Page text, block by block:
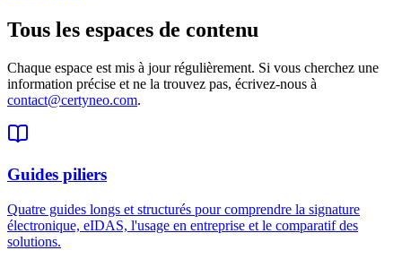
Tous les espaces de contenu
Chaque espace est mis à jour régulièrement. Si vous cherchez une
information précise et ne la trouvez pas, écrivez-nous à
contact@certyneo.com.
Guides piliers
Quatre guides longs et structurés pour comprendre la signature
électronique, eIDAS, l'usage en entreprise et le comparatif des
solutions.